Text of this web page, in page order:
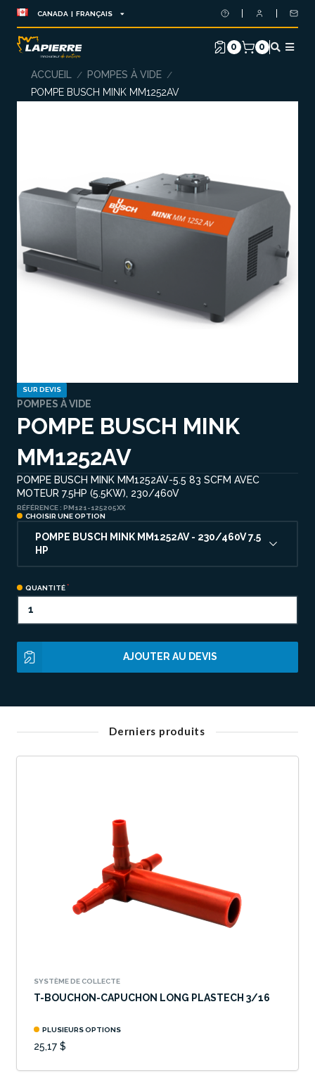
CANADA | FRANÇAIS
0 0
ACCUEIL / POMPES À VIDE /
POMPE BUSCH MINK MM1252AV
SUR DEVIS
POMPES À VIDE
POMPE BUSCH MINK
MM1252AV
POMPE BUSCH MINK MM1252AV-5.5 83 SCFM AVEC
MOTEUR 7.5HP (5.5KW), 230/460V
RÉFÉRENCE : PM121-125205XX
CHOISIR UNE OPTION
POMPE BUSCH MINK MM1252AV - 230/460V 7.5
HP
QUANTITÉ
AJOUTER AU DEVIS
Derniers produits
SYSTÈME DE COLLECTE
T-BOUCHON-CAPUCHON LONG PLASTECH 3/16
PLUSIEURS OPTIONS
25,17 $